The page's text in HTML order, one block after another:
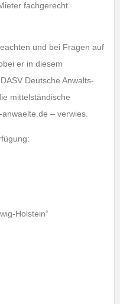
fachgerecht
und bei Fragen auf
er in diesem
Deutsche Anwalts-
mittelständische
– verwies.
Holstein“